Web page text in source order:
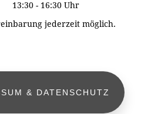
- 16:30 Uhr
jederzeit möglich.
& DATENSCHUTZ